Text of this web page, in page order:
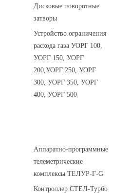
Дисковые поворотные
затворы
Устройство ограничения
расхода газа УОРГ 100,
УОРГ 150, УОРГ
200,УОРГ 250, УОРГ
300, УОРГ 350, УОРГ
400, УОРГ 500
Аппаратно-программные
телеметрические
комплексы ТЕЛУР-Г-G
Контроллер СТЕЛ-Турбо